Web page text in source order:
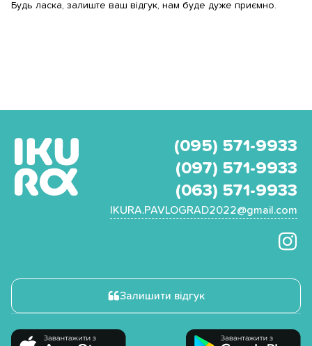
Будь ласка, залиште ваш відгук, нам буде дуже приємно.
(095) 571-9933
(097) 571-9933
(063) 571-9933
IKURA.PAVLOGRAD2022@gmail.com
Залишити відгук